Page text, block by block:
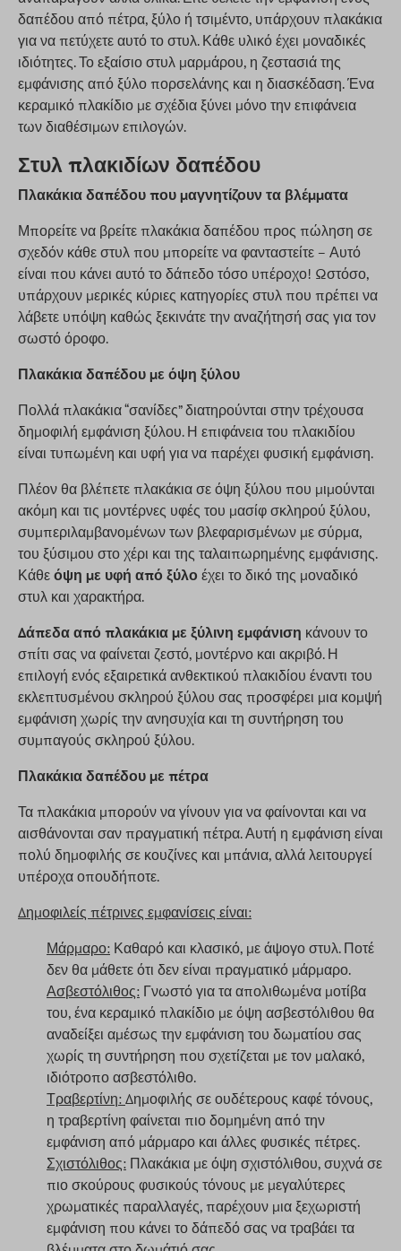
δαπέδου από πέτρα, ξύλο ή τσιμέντο, υπάρχουν πλακάκια
για να πετύχετε αυτό το στυλ. Κάθε υλικό έχει μοναδικές
ιδιότητες. Το εξαίσιο στυλ μαρμάρου, η ζεστασιά της
εμφάνισης από ξύλο πορσελάνης και η διασκέδαση. Ένα
κεραμικό πλακίδιο με σχέδια ξύνει μόνο την επιφάνεια
των διαθέσιμων επιλογών.
Στυλ πλακιδίων δαπέδου
Πλακάκια δαπέδου που μαγνητίζουν τα βλέμματα
Μπορείτε να βρείτε πλακάκια δαπέδου προς πώληση σε
σχεδόν κάθε στυλ που μπορείτε να φανταστείτε – Αυτό
είναι που κάνει αυτό το δάπεδο τόσο υπέροχο! Ωστόσο,
υπάρχουν μερικές κύριες κατηγορίες στυλ που πρέπει να
λάβετε υπόψη καθώς ξεκινάτε την αναζήτησή σας για τον
σωστό όροφο.
Πλακάκια δαπέδου με όψη ξύλου
Πολλά πλακάκια “σανίδες” διατηρούνται στην τρέχουσα
δημοφιλή εμφάνιση ξύλου. Η επιφάνεια του πλακιδίου
είναι τυπωμένη και υφή για να παρέχει φυσική εμφάνιση.
Πλέον θα βλέπετε πλακάκια σε όψη ξύλου που μιμούνται
ακόμη και τις μοντέρνες υφές του μασίφ σκληρού ξύλου,
συμπεριλαμβανομένων των βλεφαρισμένων με σύρμα,
του ξύσιμου στο χέρι και της ταλαιπωρημένης εμφάνισης.
Κάθε όψη με υφή από ξύλο έχει το δικό της μοναδικό
στυλ και χαρακτήρα.
Δάπεδα από πλακάκια με ξύλινη εμφάνιση κάνουν το
σπίτι σας να φαίνεται ζεστό, μοντέρνο και ακριβό. Η
επιλογή ενός εξαιρετικά ανθεκτικού πλακιδίου έναντι του
εκλεπτυσμένου σκληρού ξύλου σας προσφέρει μια κομψή
εμφάνιση χωρίς την ανησυχία και τη συντήρηση του
συμπαγούς σκληρού ξύλου.
Πλακάκια δαπέδου με πέτρα
Τα πλακάκια μπορούν να γίνουν για να φαίνονται και να
αισθάνονται σαν πραγματική πέτρα. Αυτή η εμφάνιση είναι
πολύ δημοφιλής σε κουζίνες και μπάνια, αλλά λειτουργεί
υπέροχα οπουδήποτε.
Δημοφιλείς πέτρινες εμφανίσεις είναι:
Μάρμαρο: Καθαρό και κλασικό, με άψογο στυλ. Ποτέ
δεν θα μάθετε ότι δεν είναι πραγματικό μάρμαρο.
Ασβεστόλιθος: Γνωστό για τα απολιθωμένα μοτίβα
του, ένα κεραμικό πλακίδιο με όψη ασβεστόλιθου θα
αναδείξει αμέσως την εμφάνιση του δωματίου σας
χωρίς τη συντήρηση που σχετίζεται με τον μαλακό,
ιδιότροπο ασβεστόλιθο.
Τραβερτίνη: Δημοφιλής σε ουδέτερους καφέ τόνους,
η τραβερτίνη φαίνεται πιο δομημένη από την
εμφάνιση από μάρμαρο και άλλες φυσικές πέτρες.
Σχιστόλιθος: Πλακάκια με όψη σχιστόλιθου, συχνά σε
πιο σκούρους φυσικούς τόνους με μεγαλύτερες
χρωματικές παραλλαγές, παρέχουν μια ξεχωριστή
εμφάνιση που κάνει το δάπεδό σας να τραβάει τα